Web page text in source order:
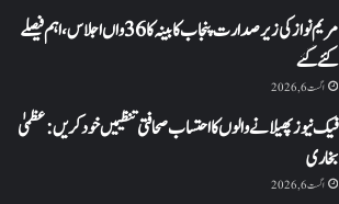
مریم نواز کی زیر صدارت پنجاب کابینہ کا 36واں اجلاس،اہم فیصلے
کئے گئے
اگست 6, 2026
فیک نیوز پھیلانے والوں کا احتساب صحافتی تنظیمیں خود کریں: عظمیٰ
بخاری
اگست 6, 2026